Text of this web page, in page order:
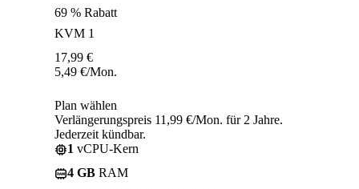
69 % Rabatt
KVM 1
17,99 €
5,49 €/Mon.
Plan wählen
Verlängerungspreis 11,99 €/Mon. für 2 Jahre.
Jederzeit kündbar.
1 vCPU-Kern
4 GB RAM